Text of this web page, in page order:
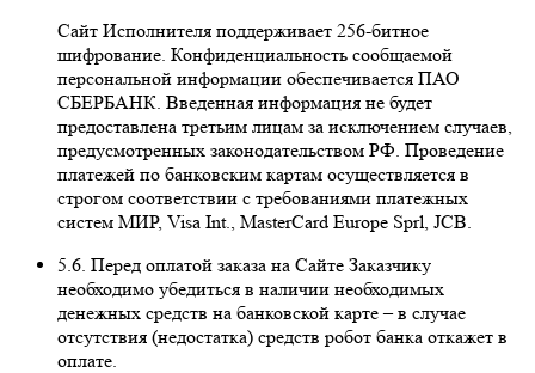
Сайт Исполнителя поддерживает 256-битное
шифрование. Конфиденциальность сообщаемой
персональной информации обеспечивается ПАО
СБЕРБАНК. Введенная информация не будет
предоставлена третьим лицам за исключением случаев,
предусмотренных законодательством РФ. Проведение
платежей по банковским картам осуществляется в
строгом соответствии с требованиями платежных
систем МИР, Visa Int., MasterCard Europe Sprl, JCB.
5.6. Перед оплатой заказа на Сайте Заказчику
необходимо убедиться в наличии необходимых
денежных средств на банковской карте – в случае
отсутствия (недостатка) средств робот банка откажет в
оплате.